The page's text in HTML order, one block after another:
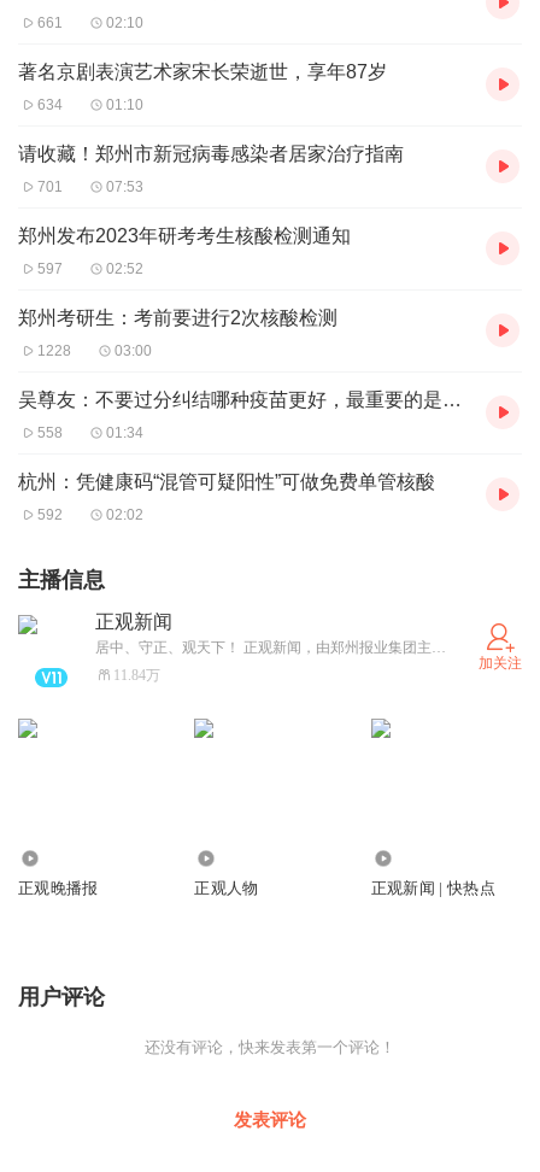
661 02:10
著名京剧表演艺术家宋长荣逝世，享年87岁
634 01:10
请收藏！郑州市新冠病毒感染者居家治疗指南
701 07:53
郑州发布2023年研考考生核酸检测通知
597 02:52
郑州考研生：考前要进行2次核酸检测
1228 03:00
吴尊友：不要过分纠结哪种疫苗更好，最重要的是打加强针
558 01:34
杭州：凭健康码“混管可疑阳性”可做免费单管核酸
592 02:02
主播信息
正观新闻
居中、守正、观天下！ 正观新闻，由郑州报业集团主办，是郑州市全力打造的“扎根郑州、立足中原、放眼全球”的拥有较强影响力的新型主流媒体，集“新闻+政务+服务”于一体的突出文化和国际视野的新媒体平台。
11.84万
加关注
正观晚播报 正观人物 正观新闻 | 快热点
用户评论
还没有评论，快来发表第一个评论！
发表评论